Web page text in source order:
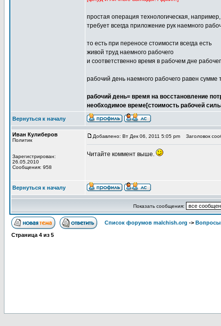
простая операция технологическая,
требует всегда приложение рук наемного
то есть при переносе стоимости всегда есть
живой труд наемного рабочего
и соответственно время в рабочем дне
рабочий день наемного рабочего равен сумме
рабочий день= время на восстановление
необходимое време[стоимость рабочей
Вернуться к началу
Иван Кулиберов
Политик
Зарегистрирован:
26.05.2010
Сообщения: 958
Добавлено: Вт Дек 06, 2011 5:05 pm Заголовок
Читайте коммент выше.
Вернуться к началу
Показать сообщения:
Список форумов malchish.org -> Вопросы
Страница 4 из 5